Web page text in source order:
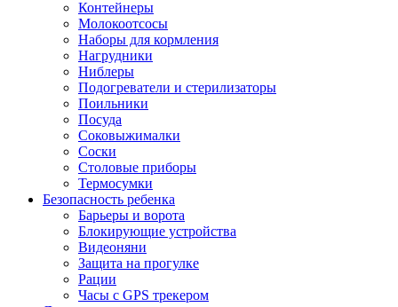
Контейнеры
Молокоотсосы
Наборы для кормления
Нагрудники
Ниблеры
Подогреватели и стерилизаторы
Поильники
Посуда
Соковыжималки
Соски
Столовые приборы
Термосумки
Безопасность ребенка
Барьеры и ворота
Блокирующие устройства
Видеоняни
Защита на прогулке
Рации
Часы с GPS трекером